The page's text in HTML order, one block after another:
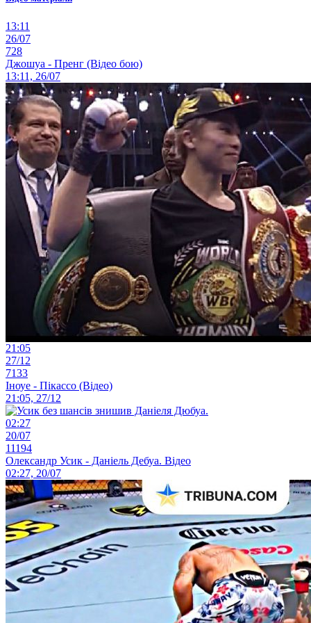
13:11
26/07
728
Джошуа - Пренг (Відео бою)
13:11, 26/07
21:05
27/12
7133
Іноуе - Пікассо (Відео)
21:05, 27/12
02:27
20/07
11194
Олександр Усик - Даніель Дебуа. Відео
02:27, 20/07